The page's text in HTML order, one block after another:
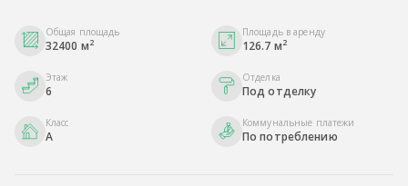
Общая площадь
32400 м2
Площадь в аренду
126.7 м2
Этаж
6
Отделка
Под отделку
Класс
A
Коммунальные платежи
По потреблению